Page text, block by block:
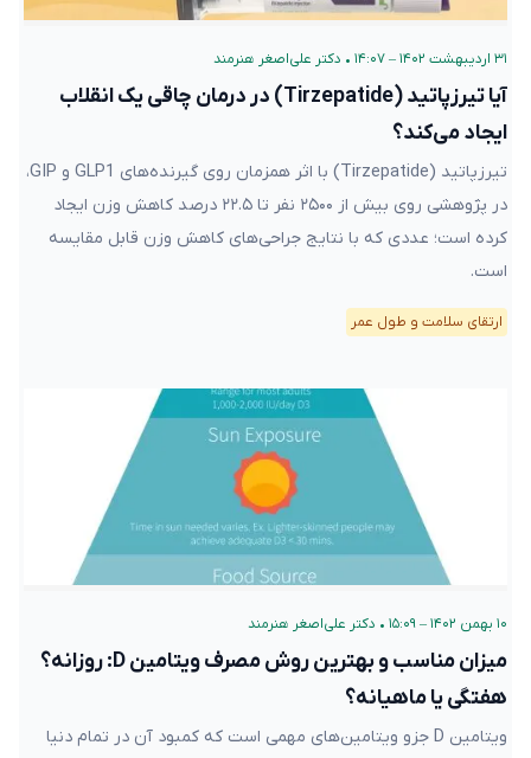
۳۱ اردیبهشت ۱۴۰۲ – ۱۴:۰۷ • دکتر علی‌اصغر هنرمند
آیا تیرزپاتید (Tirzepatide) در درمان چاقی یک انقلاب
ایجاد می‌کند؟
تیرزپاتید (Tirzepatide) با اثر همزمان روی گیرنده‌های GLP1 و GIP،
در پژوهشی روی بیش از ۲۵۰۰ نفر تا ۲۲.۵ درصد کاهش وزن ایجاد
کرده است؛ عددی که با نتایج جراحی‌های کاهش وزن قابل مقایسه
است.
ارتقای سلامت و طول عمر
۱۰ بهمن ۱۴۰۲ – ۱۵:۰۹ • دکتر علی‌اصغر هنرمند
میزان مناسب و بهترین روش مصرف ویتامین D: روزانه؟
هفتگی یا ماهیانه؟
ویتامین D جزو ویتامین‌های مهمی است که کمبود آن در تمام دنیا